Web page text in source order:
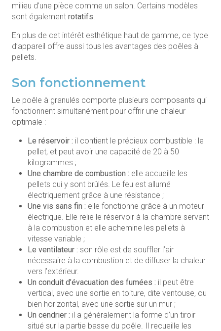
milieu d’une pièce comme un salon. Certains modèles
sont également rotatifs
En plus de cet intérêt esthétique haut de gamme, ce type
d’appareil offre aussi tous les avantages des poêles à
pellets.
Son fonctionnement
Le poêle à granulés comporte plusieurs composants qui
fonctionnent simultanément pour offrir une chaleur
optimale :
Le réservoir : il contient le précieux combustible : le
pellet, et peut avoir une capacité de 20 à 50
kilogrammes ;
Une chambre de combustion : elle accueille les
pellets qui y sont brûlés. Le feu est allumé
électriquement grâce à une résistance ;
Une vis sans fin : elle fonctionne grâce à un moteur
électrique. Elle relie le réservoir à la chambre servant
à la combustion et elle achemine les pellets à
vitesse variable ;
Le ventilateur : son rôle est de souffler l’air
nécessaire à la combustion et de diffuser la chaleur
vers l’extérieur.
Un conduit d’évacuation des fumées : il peut être
vertical, avec une sortie en toiture, dite ventouse, ou
bien horizontal, avec une sortie sur un mur ;
Un cendrier : il a généralement la forme d’un tiroir
situé sur la partie basse du poêle. Il recueille les